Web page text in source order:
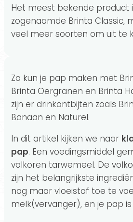
Het meest bekende product
zogenaamde Brinta Classic,
veel meer soorten om uit te
Zo kun je pap maken met
Brinta Oergranen en Brinta
zijn er drinkontbijten zoals
Banaan en Naturel.
In dit artikel kijken we naar
pap. Een voedingsmiddel
volkoren tarwemeel. De
zijn het belangrijkste
nog maar vloeistof toe te
melk(vervanger), en je pap is